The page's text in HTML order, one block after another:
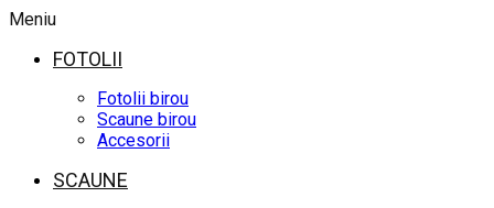
Meniu
FOTOLII
Fotolii birou
Scaune birou
Accesorii
SCAUNE